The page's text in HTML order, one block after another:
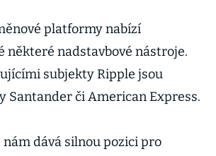
platformy nabízí
některé nadstavbové nástroje.
subjekty Ripple jsou
Santander či American Express.
nám dává silnou pozici pro